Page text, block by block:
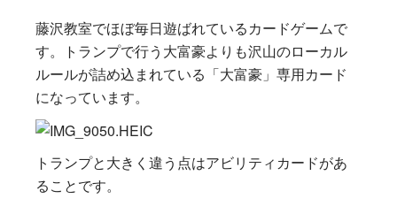
藤沢教室でほぼ毎日遊ばれているカードゲームで
す。トランプで行う大富豪よりも沢山のローカル
ルールが詰め込まれている「大富豪」専用カード
になっています。
トランプと大きく違う点はアビリティカードがあ
ることです。